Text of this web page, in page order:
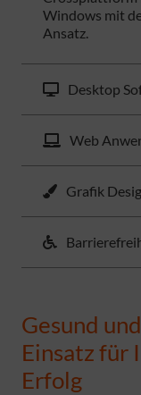
Windows mit
Ansatz.
Desktop
Web
Grafik
Gesund
Einsatz für
Erfolg